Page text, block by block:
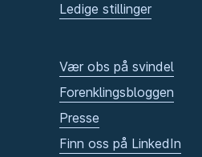
Ledige stillinger
Vær obs på svindel
Forenklingsbloggen
Presse
Finn oss på LinkedIn